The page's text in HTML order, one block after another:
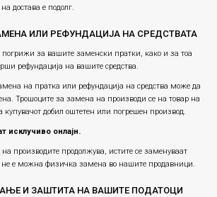
достава е подолг.
ИЛИ РЕФУНДАЦИЈА НА СРЕДСТВАТА
погрижи за вашите заменски пратки, како и за тоа
рефундација на вашите средства.
на пратка или рефундацијa на средства може да
Трошоците за замена на производи се на товар на
купувачот добил оштетен или погрешен производ.
исклучиво онлајн.
производите продолжува, истите се заменуваат
не е можна физичка замена во нашите продавници.
И ЗАШТИТА НА ВАШИТЕ ПОДАТОЦИ